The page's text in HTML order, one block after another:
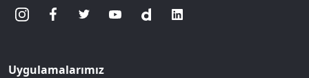
Uygulamalarımız